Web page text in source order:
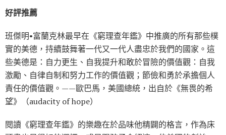
好評推薦
班傑明•富蘭克林最早在《窮理查年鑑》中推廣的所有那些樸
實的美德，持續鼓舞著一代又一代人盡忠於我們的國家。這
些美德是：自力更生、自我提升和敢於冒險的價值觀：自我
激勵、自律自制和努力工作的價值觀；節儉和勇於承擔個人
責任的價值觀。——歐巴馬，美國總統，出自於《無畏的希
望》（audacity of hope）
閱讀《窮理查年鑑》的樂趣在於品味他精闢的格言，作為床